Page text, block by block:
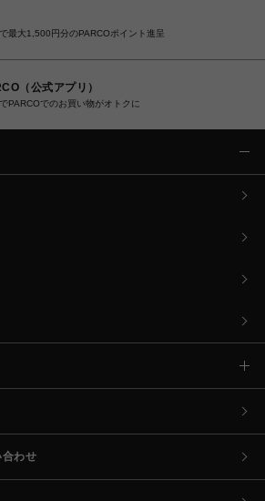
最大1,500円分のPARCOポイント進呈
（公式アプリ）
PARCOでのお買い物がオトクに
わせ